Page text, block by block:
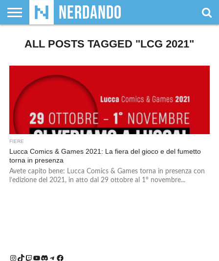
SIAMO
GIOCHI
DA
GIOCHI
DI
VIDEOGAMES
FILM
FUMETTI
& LIBRI
MAGIC:
THE
DUNGEONS
WRESTLING
NERDANDO
AWARDS
BOLLINI
ALL POSTS TAGGED "LCG 2021"
FIERE
Lucca Comics & Games 2021: La fiera del gioco e del fumetto
torna in presenza
Avete capito bene: Lucca Comics & Games torna in presenza con
l’edizione del 2021, in atto dal 29 ottobre al 1° novembre...
Instagram
TikTok
Twitch
YouTube
Discord
Telegram
Facebook